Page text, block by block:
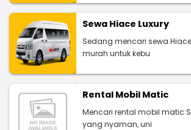
Sewa Hiace Luxury
Sedang mencari sewa
murah untuk kebu
Rental Mobil Matic
Mencari rental mobil matic
yang nyaman, uni